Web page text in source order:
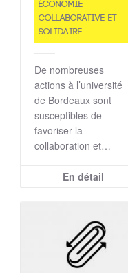
Économie
collaborative et
solidaire
De nombreuses
actions à l’université
de Bordeaux sont
susceptibles de
favoriser la
collaboration et…
En détail